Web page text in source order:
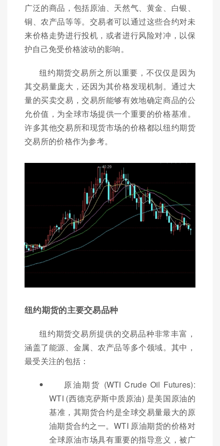
广泛的商品，包括原油、天然气、黄金、白银、
铜、农产品等等。交易者可以通过这些合约对未
来价格走势进行投机，或者进行风险对冲，以保
护自己免受价格波动的影响。
纽约期货交易所之所以重要，不仅仅是因为
其交易量庞大，还因为其价格发现机制。通过大
量的买卖交易，交易所能够有效地确定商品的公
允价值，为全球市场提供一个重要的价格基准。
许多其他交易所和现货市场的价格都以纽约期货
交易所的价格作为参考。
纽约期货的主要交易品种
纽约期货交易所提供的交易品种非常丰富，
涵盖了能源、金属、农产品等多个领域。其中，
最受关注的包括：
原油期货 (WTI Crude Oil Futures):
WTI (西德克萨斯中质原油) 是美国原油的
基准，其期货合约是全球交易量最大的原
油期货合约之一。WTI 原油期货的价格对
全球原油市场具有重要的指导意义，被广